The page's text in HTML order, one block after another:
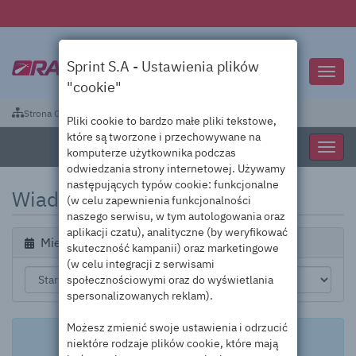
Strona Główna
Wiadomości
Miesiąc
Brak wiadomości do wyświetlenia
Sprint S.A - Ustawienia plików
"cookie"
Pliki cookie to bardzo małe pliki tekstowe,
które są tworzone i przechowywane na
komputerze użytkownika podczas
odwiedzania strony internetowej. Używamy
następujących typów cookie: funkcjonalne
(w celu zapewnienia funkcjonalności
naszego serwisu, w tym autologowania oraz
aplikacji czatu), analityczne (by weryfikować
skuteczność kampanii) oraz marketingowe
(w celu integracji z serwisami
społecznościowymi oraz do wyświetlania
spersonalizowanych reklam).
Możesz zmienić swoje ustawienia i odrzucić
niektóre rodzaje plików cookie, które mają